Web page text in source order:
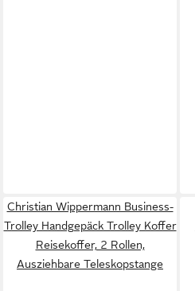
Christian Wippermann Business-
Trolley Handgepäck Trolley Koffer
Reisekoffer, 2 Rollen,
Ausziehbare Teleskopstange